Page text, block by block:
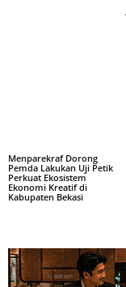
Menparekraf Dorong
Pemda Lakukan Uji Petik
Perkuat Ekosistem
Ekonomi Kreatif di
Kabupaten Bekasi